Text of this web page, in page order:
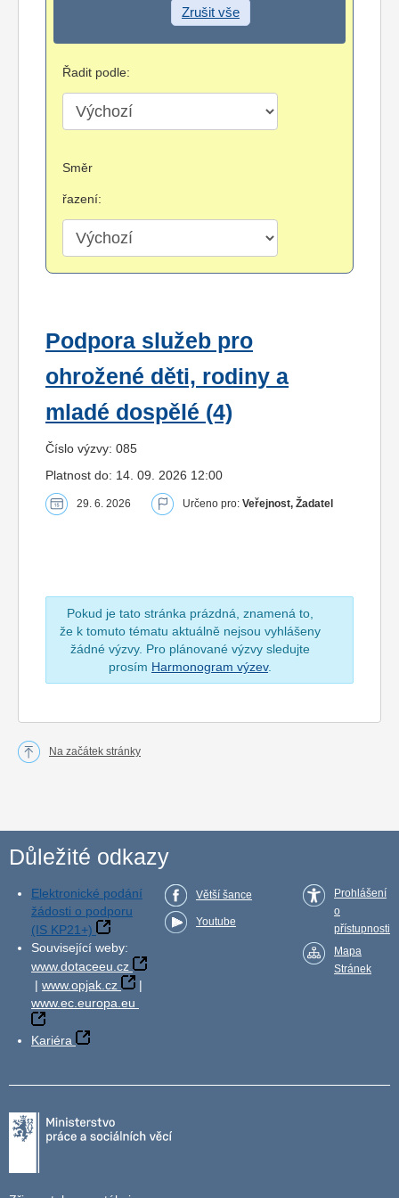
Zrušit vše
Řadit podle:
Směr
řazení:
Podpora služeb pro
ohrožené děti, rodiny a
mladé dospělé (4)
Číslo výzvy: 085
Platnost do: 14. 09. 2026 12:00
29. 6. 2026 Určeno pro: Veřejnost, Žadatel
Pokud je tato stránka prázdná, znamená to,
že k tomuto tématu aktuálně nejsou vyhlášeny
žádné výzvy. Pro plánované výzvy sledujte
prosím Harmonogram výzev.
Na začátek stránky
Důležité odkazy
Elektronické podání
žádosti o podporu
(IS KP21+)
Související weby:
www.dotaceeu.cz
| www.opjak.cz
|
www.ec.europa.eu
Kariéra
Větší šance
Youtube
Prohlášení
o
přístupnosti
Mapa
Stránek